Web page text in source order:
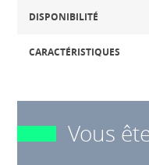
DISPONIBILITÉ
CARACTÉRISTIQUES
Vous